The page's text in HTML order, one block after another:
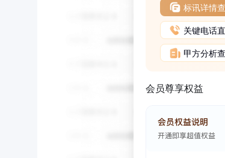
标讯详情
关键电话
甲方分析
会员尊享权益